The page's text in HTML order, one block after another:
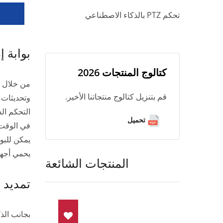
من خلال
في
يمكن
يحمي
تمديد
تحكم PTZ بالذكاء الاصطناعي
كتالوج المنتجات 2026
قم بتنزيل كتالوج منتجاتنا الأخير.
تحميل
المنتجات الشائعة